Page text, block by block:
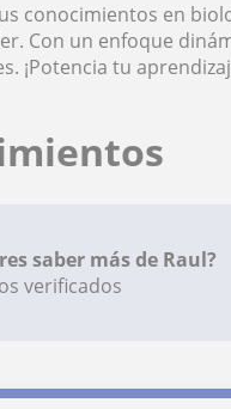
conocimientos en
Con un enfoque
¡Potencia tu
saber más de Raul?
verificados